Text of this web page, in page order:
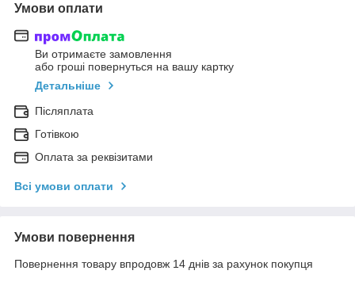
Умови оплати
Ви отримаєте замовлення
або гроші повернуться на вашу картку
Детальніше
Післяплата
Готівкою
Оплата за реквізитами
Всі умови оплати
Умови повернення
Повернення товару впродовж 14 днів за рахунок покупця